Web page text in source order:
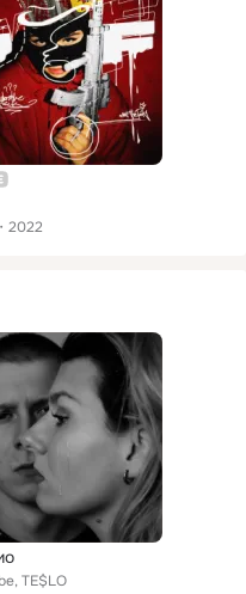
2022
TE$LO